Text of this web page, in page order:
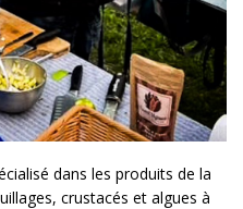
dans les produits de la
crustacés et algues à